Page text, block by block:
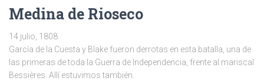
Medina de Rioseco
14 julio, 1808.
García de la Cuesta y Blake fueron derrotas en esta batalla, una de
las primeras de toda la Guerra de Independencia, frente al mariscal
Bessières. Allí estuvimos también.